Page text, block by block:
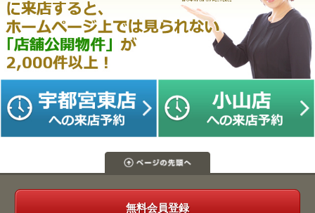
無料会員登録